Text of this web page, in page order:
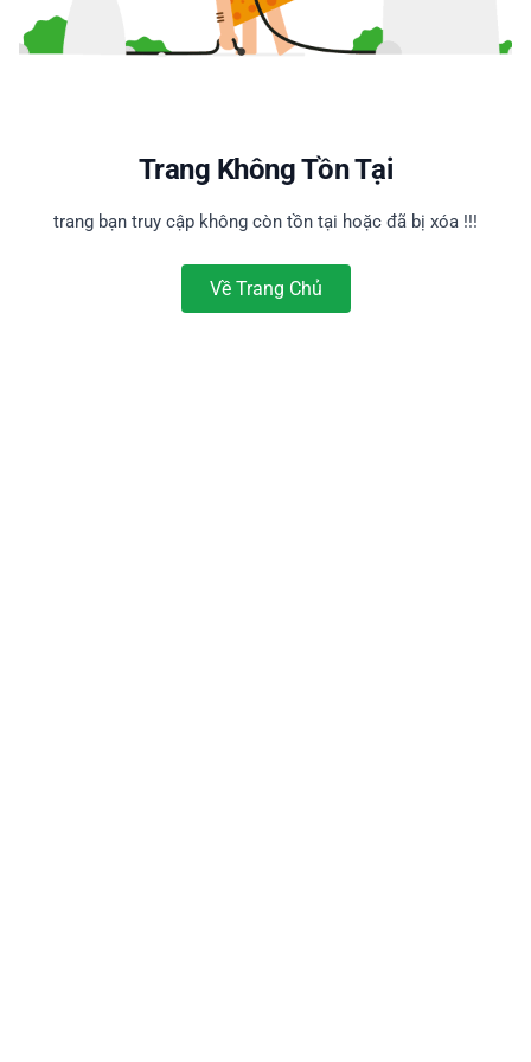
Trang Không Tồn Tại
trang bạn truy cập không còn tồn tại hoặc đã bị xóa !!!
Về Trang Chủ